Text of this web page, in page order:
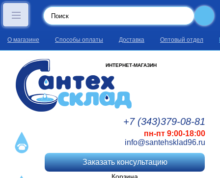
О магазине Способы оплаты Доставка Оптовый отдел
ИНТЕРНЕТ-МАГАЗИН
+7 (343)379-08-81
пн-пт 9:00-18:00
info@santehsklad96.ru
Заказать консультацию